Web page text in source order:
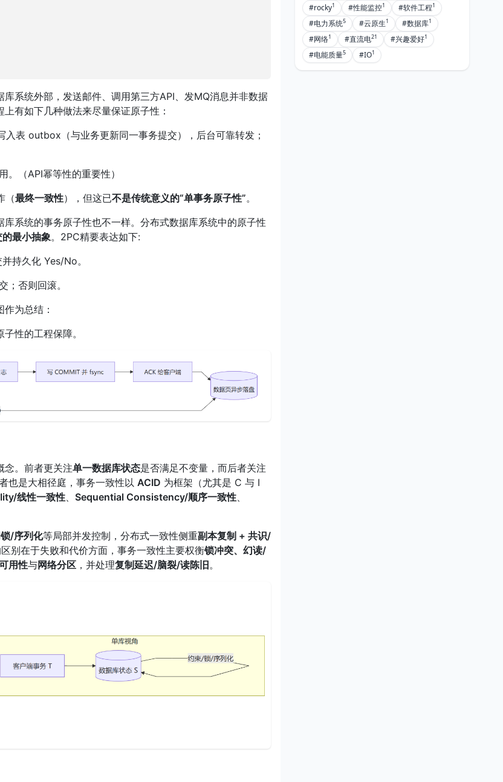
系统外部，发送邮件、调用第三方API、发MQ消息并非数据
有如下几种做法来尽量保证原子性：
表 outbox（与业务更新同一事务提交），后台可靠转发；
（API幂等性的重要性）
（最终一致性），但这已不是传统意义的“单事务原子性”。
系统的事务原子性也不一样。分布式数据库系统中的原子性
最小抽象。2PC精要表达如下:
持久化 Yes/No。
否则回滚。
为总结：
性的工程保障。
念。前者更关注单一数据库状态是否满足不变量，而后者关注
也是大相径庭，事务一致性以 ACID 为框架（尤其是 C 与 I
线性一致性 Sequential Consistency/顺序一致性
/序列化等局部并发控制，分布式一致性侧重副本复制 + 共识/
别在于失败和代价方面，事务一致性主要权衡锁冲突、幻读/
用性与网络分区 ，并处理复制延迟/脑裂/读陈旧。
#rocky1 #性能监控1 #软件工程1
#电力系统5 #云原生1 #数据库1
#网络1 #直流电21 #兴趣爱好1
#电能质量5 #IO1